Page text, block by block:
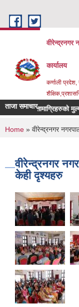
वीरेन्द्रनगर
कार्यालय
कर्णाली प्रदेश,
ताजा समाचारसामाग्रिहरुको
You are
Home » वीरेन्द्रनगर
वीरेन्द्रनगर
केही दृश्यहरु